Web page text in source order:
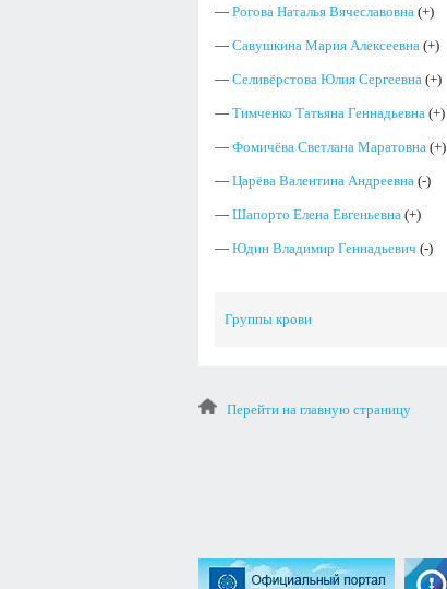
— Рогова Наталья Вячеславовна (+)
— Савушкина Мария Алексеевна (+)
— Селивёрстова Юлия Сергеевна (+)
— Тимченко Татьяна Геннадьевна (+)
— Фомичёва Светлана Маратовна (+)
— Царёва Валентина Андреевна (-)
— Шапорто Елена Евгеньевна (+)
— Юдин Владимир Геннадьевич (-)
Группы крови
Перейти на главную страницу